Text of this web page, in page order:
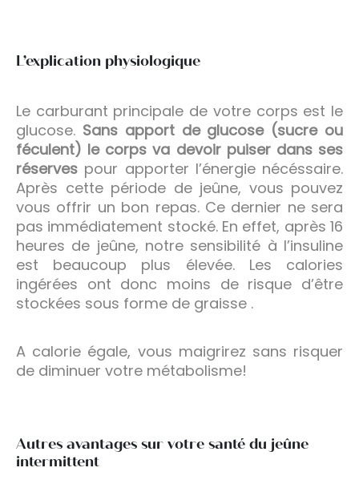
L’explication physiologique
Le carburant principale de votre corps est le
glucose. Sans apport de glucose (sucre ou
féculent) le corps va devoir puiser dans ses
réserves pour apporter l’énergie nécéssaire.
Après cette période de jeûne, vous pouvez
vous offrir un bon repas. Ce dernier ne sera
pas immédiatement stocké. En effet, après 16
heures de jeûne, notre sensibilité à l’insuline
est beaucoup plus élevée. Les calories
ingérées ont donc moins de risque d’être
stockées sous forme de graisse .
A calorie égale, vous maigrirez sans risquer
de diminuer votre métabolisme!
Autres avantages sur votre santé du jeûne
intermittent